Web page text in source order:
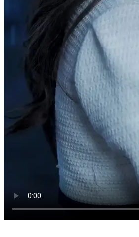
Click to unmute